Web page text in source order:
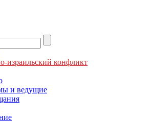
израильский конфликт
и ведущие